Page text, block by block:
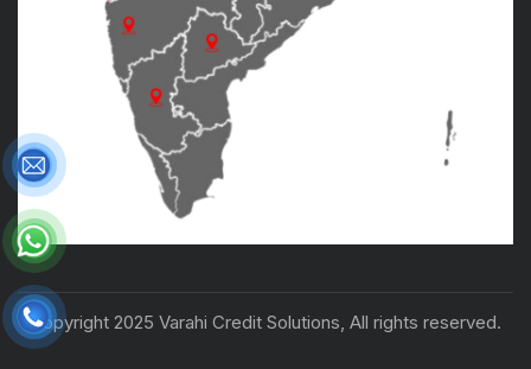
Copyright 2025 Varahi Credit Solutions, All rights reserved.